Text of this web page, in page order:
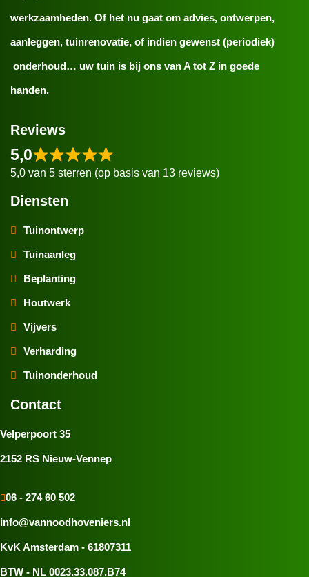
werkzaamheden. Of het nu gaat om advies, ontwerpen,
aanleggen, tuinrenovatie, of indien gewenst (periodiek)
onderhoud… uw tuin is bij ons van A tot Z in goede
handen.
Reviews
5,0
5,0 van 5 sterren (op basis van 13 reviews)
Diensten
Tuinontwerp
Tuinaanleg
Beplanting
Houtwerk
Vijvers
Verharding
Tuinonderhoud
Contact
Velperpoort 35
2152 RS Nieuw-Vennep
06 - 274 60 502
info@vannoodhoveniers.nl
KvK Amsterdam - 61807311
BTW - NL 0023.33.087.B74